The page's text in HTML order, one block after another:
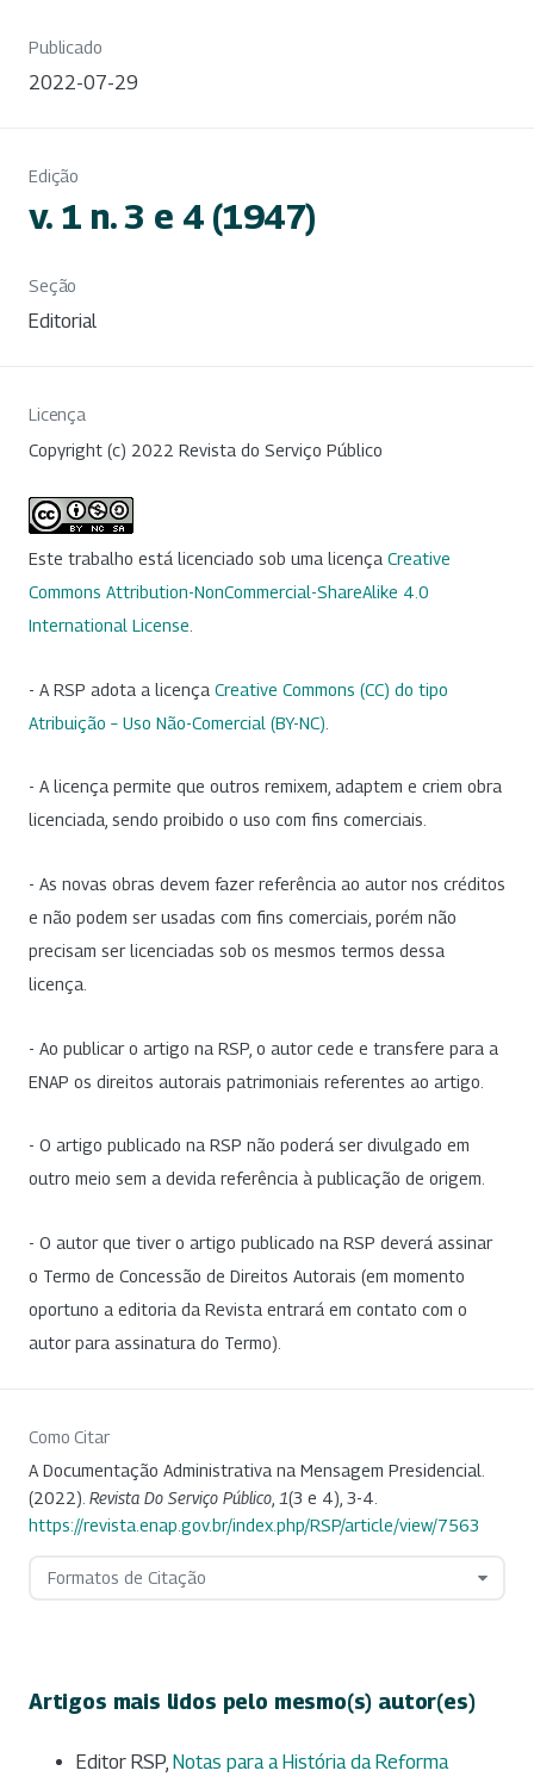
Publicado
2022-07-29
Edição
v. 1 n. 3 e 4 (1947)
Seção
Editorial
Licença
Copyright (c) 2022 Revista do Serviço Público
Este trabalho está licenciado sob uma licença Creative
Commons Attribution-NonCommercial-ShareAlike 4.0
International License
- A RSP adota a licença Creative Commons (CC) do tipo
Atribuição – Uso Não-Comercial (BY-NC)
- A licença permite que outros remixem, adaptem e criem obra
licenciada, sendo proibido o uso com fins comerciais.
- As novas obras devem fazer referência ao autor nos créditos
e não podem ser usadas com fins comerciais, porém não
precisam ser licenciadas sob os mesmos termos dessa
licença.
- Ao publicar o artigo na RSP, o autor cede e transfere para a
ENAP os direitos autorais patrimoniais referentes ao artigo.
- O artigo publicado na RSP não poderá ser divulgado em
outro meio sem a devida referência à publicação de origem.
- O autor que tiver o artigo publicado na RSP deverá assinar
o Termo de Concessão de Direitos Autorais (em momento
oportuno a editoria da Revista entrará em contato com o
autor para assinatura do Termo).
Como Citar
A Documentação Administrativa na Mensagem Presidencial.
(2022). Revista Do Serviço Público 1(3 e 4), 3-4.
https://revista.enap.gov.br/index.php/RSP/article/view/7563
Formatos de Citação
Artigos mais lidos pelo mesmo(s) autor(es)
Editor RSP, Notas para a História da Reforma